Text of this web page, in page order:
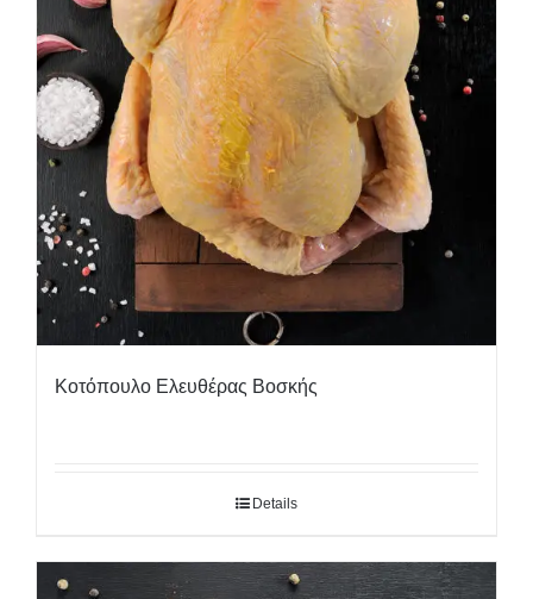
Κοτόπουλο Ελευθέρας Βοσκής
Details